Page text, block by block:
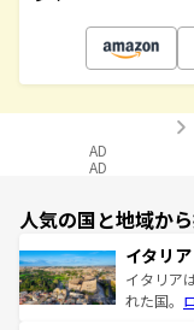
AD
AD
人気の国と地域か
イタリア
イタリア
れた国。